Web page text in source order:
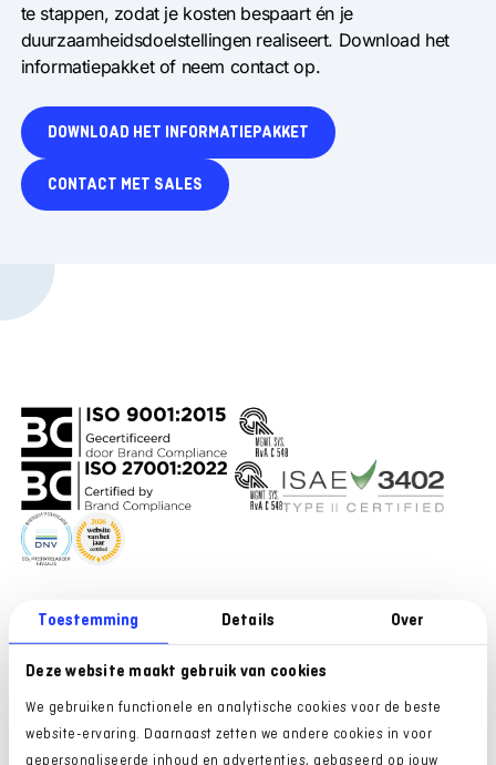
Toestemming Details Over
Deze website maakt gebruik van cookies
We gebruiken functionele en analytische cookies voor de beste
website-ervaring. Daarnaast zetten we andere cookies in voor
gepersonaliseerde inhoud en advertenties, gebaseerd op jouw
te stappen, zodat je kosten bespaart én je
duurzaamheidsdoelstellingen realiseert. Download het
informatiepakket of neem contact op.
DOWNLOAD HET INFORMATIEPAKKET
CONTACT MET SALES
VOOR GEBRUIKERS
Inloggen Mijn Shuttel
Support website
Inloggen Rijksoverheid
Over ons
Vacatures
Mobiliteitspartner TeamNL